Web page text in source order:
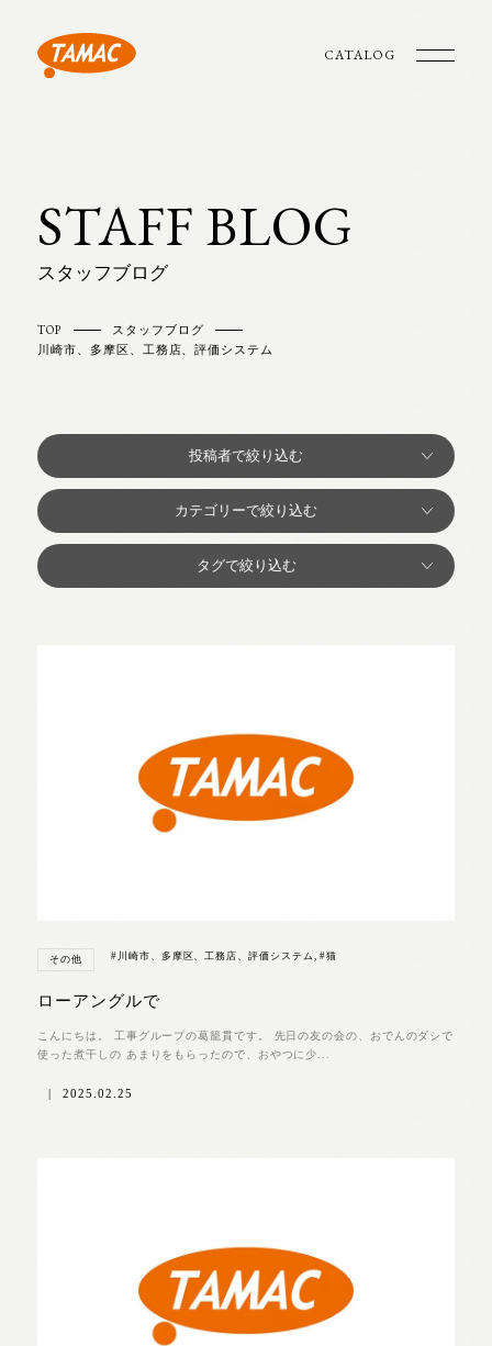
CATALOG
STAFF BLOG
スタッフブログ
TOP
スタッフブログ
川崎市、多摩区、工務店、評価システム
その他 #川崎市、多摩区、工務店、評価システム,#猫
ローアングルで
こんにちは。 工事グループの葛籠貫です。 先日の友の会の、おでんのダシで
使った煮干しの あまりをもらったので、おやつに少...
2025.02.25